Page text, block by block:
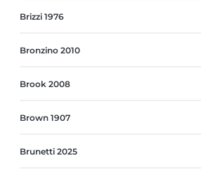
Brizzi 1976
Bronzino 2010
Brook 2008
Brown 1907
Brunetti 2025